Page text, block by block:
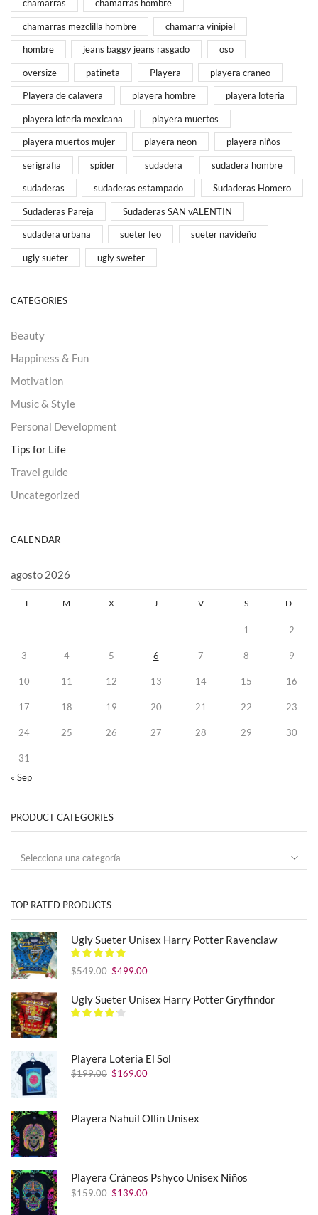
chamarras chamarras hombre
chamarras mezclilla hombre chamarra vinipiel
hombre jeans baggy jeans rasgado oso
oversize patineta Playera playera craneo
Playera de calavera playera hombre playera loteria
playera loteria mexicana playera muertos
playera muertos mujer playera neon playera niños
serigrafia spider sudadera sudadera hombre
sudaderas sudaderas estampado Sudaderas Homero
Sudaderas Pareja Sudaderas SAN vALENTIN
sudadera urbana sueter feo sueter navideño
ugly sueter ugly sweter
CATEGORIES
Beauty
Happiness & Fun
Motivation
Music & Style
Personal Development
Tips for Life
Travel guide
Uncategorized
CALENDAR
agosto 2026
L M X J V S D
1 2
3 4 5 6 7 8 9
10 11 12 13 14 15 16
17 18 19 20 21 22 23
24 25 26 27 28 29 30
31
« Sep
PRODUCT CATEGORIES
TOP RATED PRODUCTS
Ugly Sueter Unisex Harry Potter Ravenclaw
$549.00 El
original
era:
$499.00El
actual
Ugly Sueter Unisex Harry Potter Gryffindor
Playera Loteria El Sol
$199.00 El
$199.00.
$169.00El
$169.00.
Playera Nahuil Ollin Unisex
Playera Cráneos Pshyco Unisex Niños
$159.00 El
$139.00El